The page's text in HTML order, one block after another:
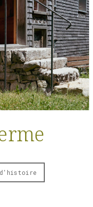
d'histoire